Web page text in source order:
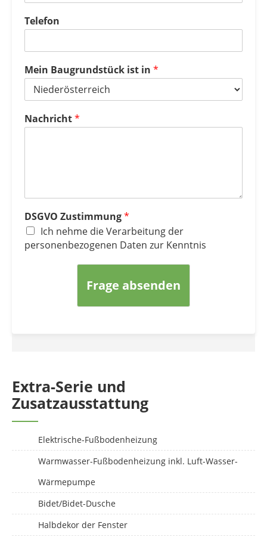
Telefon
Mein Baugrundstück ist in *
Nachricht*
DSGVO Zustimmung*
Ich nehme die Verarbeitung der
personenbezogenen Daten zur Kenntnis
Frage absenden
Extra-Serie und
Zusatzausstattung
Elektrische-Fußbodenheizung
Warmwasser-Fußbodenheizung inkl. Luft-Wasser-
Wärmepumpe
Bidet/Bidet-Dusche
Halbdekor der Fenster